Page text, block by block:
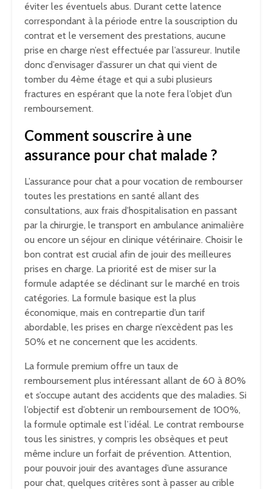
éviter les éventuels abus. Durant cette latence
correspondant à la période entre la souscription du
contrat et le versement des prestations, aucune
prise en charge n’est effectuée par l’assureur. Inutile
donc d’envisager d’assurer un chat qui vient de
tomber du 4ème étage et qui a subi plusieurs
fractures en espérant que la note fera l’objet d’un
remboursement.
Comment souscrire à une
assurance pour chat malade ?
L’assurance pour chat a pour vocation de rembourser
toutes les prestations en santé allant des
consultations, aux frais d’hospitalisation en passant
par la chirurgie, le transport en ambulance animalière
ou encore un séjour en clinique vétérinaire. Choisir le
bon contrat est crucial afin de jouir des meilleures
prises en charge. La priorité est de miser sur la
formule adaptée se déclinant sur le marché en trois
catégories. La formule basique est la plus
économique, mais en contrepartie d’un tarif
abordable, les prises en charge n’excèdent pas les
50% et ne concernent que les accidents.
La formule premium offre un taux de
remboursement plus intéressant allant de 60 à 80%
et s’occupe autant des accidents que des maladies. Si
l’objectif est d’obtenir un remboursement de 100%,
la formule optimale est l’idéal. Le contrat rembourse
tous les sinistres, y compris les obsèques et peut
même inclure un forfait de prévention. Attention,
pour pouvoir jouir des avantages d’une assurance
pour chat, quelques critères sont à passer au crible